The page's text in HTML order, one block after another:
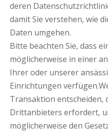
deren
damit Sie verstehen, wie
Daten umgehen.
Bitte beachten Sie, dass
möglicherweise in einer
Ihrer oder unserer
Einrichtungen
Transaktion entscheiden,
Drittanbieters erfordert,
möglicherweise den